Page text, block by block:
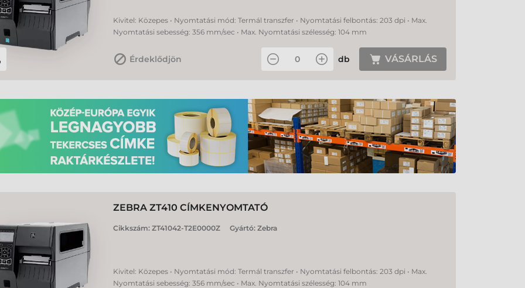
Kivitel: Közepes • Nyomtatási mód: Termál transzfer • Nyomtatási felbontás: 203 dpi • Max.
Nyomtatási sebesség: 356 mm/sec • Max. Nyomtatási szélesség: 104 mm
Érdeklődjön db VÁSÁRLÁS
ZEBRA ZT410 CÍMKENYOMTATÓ
Cikkszám: ZT41042-T2E0000Z Gyártó: Zebra
Kivitel: Közepes • Nyomtatási mód: Termál transzfer • Nyomtatási felbontás: 203 dpi • Max.
Nyomtatási sebesség: 356 mm/sec • Max. Nyomtatási szélesség: 104 mm